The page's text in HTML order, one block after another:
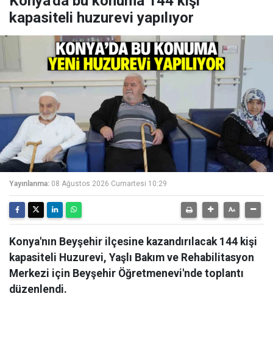
kapasiteli huzurevi yapılıyor
Yayınlanma: 08 Ağustos 2026 Cumartesi 10:29
Konya'nın Beyşehir ilçesine kazandırılacak 144 kişi
kapasiteli Huzurevi, Yaşlı Bakım ve Rehabilitasyon
Merkezi için Beyşehir Öğretmenevi'nde toplantı
düzenlendi.